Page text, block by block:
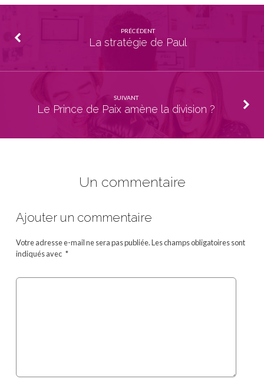
PRÉCÉDENT
La stratégie de Paul
SUIVANT
Le Prince de Paix amène la division ?
Un commentaire
Ajouter un commentaire
Votre adresse e-mail ne sera pas publiée.Les champs obligatoires sont
indiqués avec *